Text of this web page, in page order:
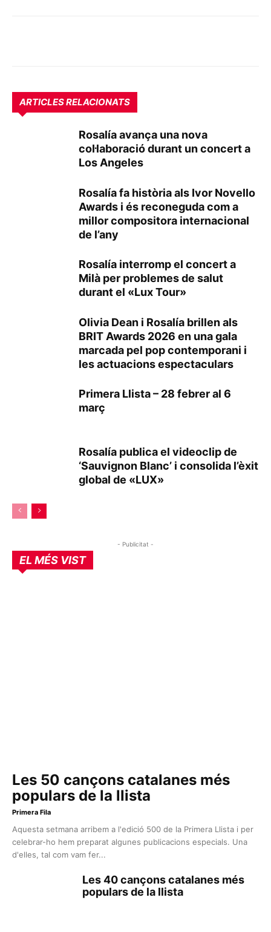
ARTICLES RELACIONATS
Rosalía avança una nova
col·laboració durant un concert a
Los Angeles
Rosalía fa història als Ivor Novello
Awards i és reconeguda com a
millor compositora internacional
de l’any
Rosalía interromp el concert a
Milà per problemes de salut
durant el «Lux Tour»
Olivia Dean i Rosalía brillen als
BRIT Awards 2026 en una gala
marcada pel pop contemporani i
les actuacions espectaculars
Primera Llista – 28 febrer al 6
març
Rosalía publica el videoclip de
‘Sauvignon Blanc’ i consolida l’èxit
global de «LUX»
- Publicitat -
EL MÉS VIST
Les 50 cançons catalanes més
populars de la llista
Primera Fila
Aquesta setmana arribem a l'edició 500 de la Primera Llista i per
celebrar-ho hem preparat algunes publicacions especials. Una
d'elles, tal com vam fer...
Les 40 cançons catalanes més
populars de la llista